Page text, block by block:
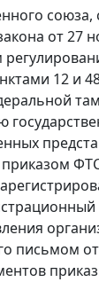
союза,
от 27
12 и
письмом